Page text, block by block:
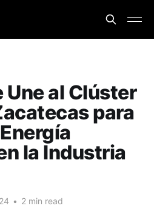
Une al Clúster
para
la Industria
• 2 min read